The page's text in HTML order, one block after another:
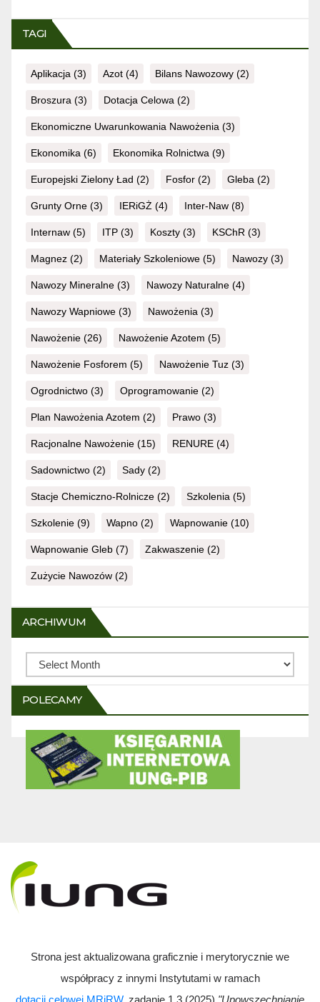
TAGI
Aplikacja (3) Azot (4) Bilans Nawozowy (2)
Broszura (3) Dotacja Celowa (2)
Ekonomiczne Uwarunkowania Nawożenia (3)
Ekonomika (6) Ekonomika Rolnictwa (9)
Europejski Zielony Ład (2) Fosfor (2) Gleba (2)
Grunty Orne (3) IERiGŻ (4) Inter-Naw (8)
Internaw (5) ITP (3) Koszty (3) KSChR (3)
Magnez (2) Materiały Szkoleniowe (5) Nawozy (3)
Nawozy Mineralne (3) Nawozy Naturalne (4)
Nawozy Wapniowe (3) Nawożenia (3)
Nawożenie (26) Nawożenie Azotem (5)
Nawożenie Fosforem (5) Nawożenie Tuz (3)
Ogrodnictwo (3) Oprogramowanie (2)
Plan Nawożenia Azotem (2) Prawo (3)
Racjonalne Nawożenie (15) RENURE (4)
Sadownictwo (2) Sady (2)
Stacje Chemiczno-Rolnicze (2) Szkolenia (5)
Szkolenie (9) Wapno (2) Wapnowanie (10)
Wapnowanie Gleb (7) Zakwaszenie (2)
Zużycie Nawozów (2)
ARCHIWUM
Archiwum
POLECAMY
Strona jest aktualizowana graficznie i merytorycznie we
współpracy z innymi Instytutami w ramach